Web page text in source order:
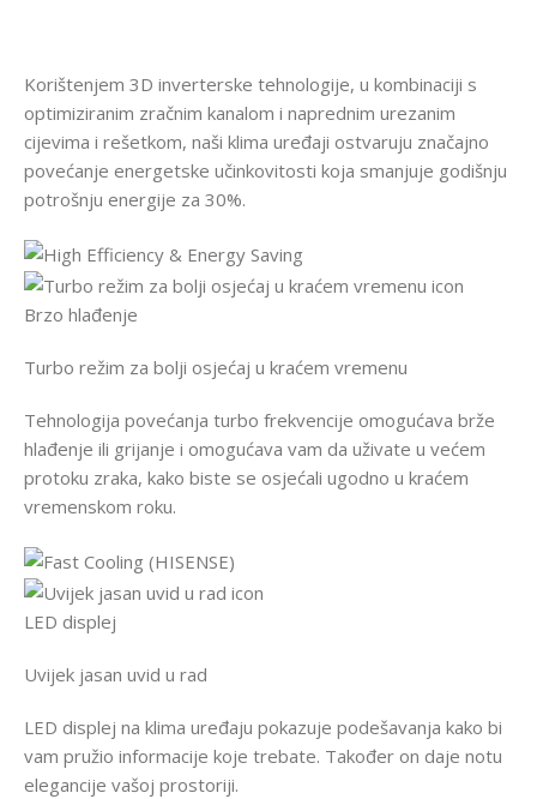
Korištenjem 3D inverterske tehnologije, u kombinaciji s
optimiziranim zračnim kanalom i naprednim urezanim
cijevima i rešetkom, naši klima uređaji ostvaruju značajno
povećanje energetske učinkovitosti koja smanjuje godišnju
potrošnju energije za 30%.
Brzo hlađenje
Turbo režim za bolji osjećaj u kraćem vremenu
Tehnologija povećanja turbo frekvencije omogućava brže
hlađenje ili grijanje i omogućava vam da uživate u većem
protoku zraka, kako biste se osjećali ugodno u kraćem
vremenskom roku.
LED displej
Uvijek jasan uvid u rad
LED displej na klima uređaju pokazuje podešavanja kako bi
vam pružio informacije koje trebate. Također on daje notu
elegancije vašoj prostoriji.